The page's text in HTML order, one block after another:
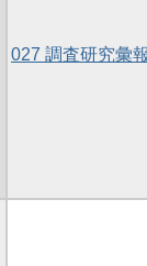
027 調査研究彙